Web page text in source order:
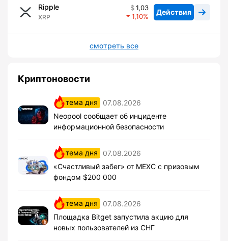
Ripple
XRP
1,03
1,10
Действия
смотреть все
Криптоновости
тема дня
07.08.2026
Neopool сообщает об инциденте
информационной безопасности
тема дня
07.08.2026
«Счастливый забег» от MEXC с призовым
фондом $200 000
тема дня
07.08.2026
Площадка Bitget запустила акцию для
новых пользователей из СНГ